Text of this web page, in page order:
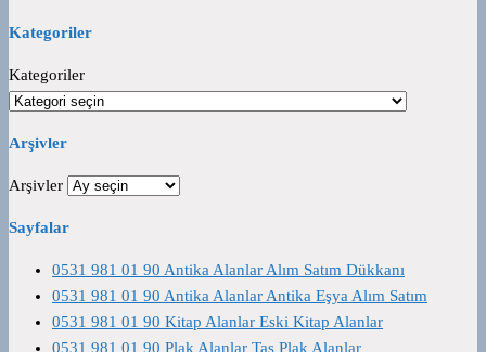
Kategoriler
Kategoriler
Arşivler
Arşivler
Sayfalar
0531 981 01 90 Antika Alanlar Alım Satım Dükkanı
0531 981 01 90 Antika Alanlar Antika Eşya Alım Satım
0531 981 01 90 Kitap Alanlar Eski Kitap Alanlar
0531 981 01 90 Plak Alanlar Taş Plak Alanlar